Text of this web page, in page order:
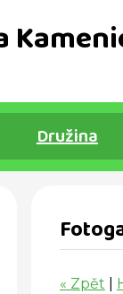
Družina
« Zpět